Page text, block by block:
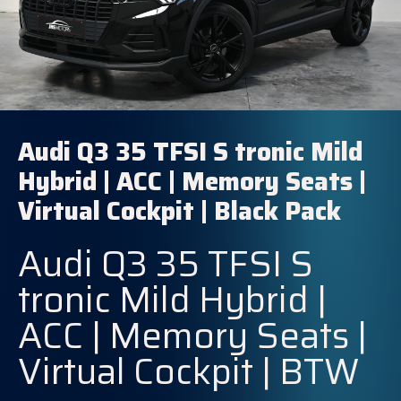
Audi Q3 35 TFSI S tronic Mild
Hybrid | ACC | Memory Seats |
Virtual Cockpit | Black Pack
Audi Q3 35 TFSI S
tronic Mild Hybrid |
ACC | Memory Seats |
Virtual Cockpit | BTW